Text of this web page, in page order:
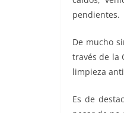
pendientes.
De mucho
través de la
limpieza
Es de